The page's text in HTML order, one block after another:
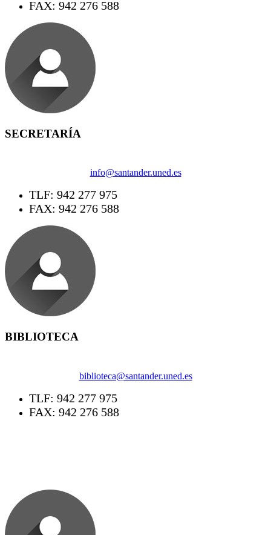
FAX: 942 276 588
SECRETARÍA
info@santander.uned.es
TLF: 942 277 975
FAX: 942 276 588
BIBLIOTECA
biblioteca@santander.uned.es
TLF: 942 277 975
FAX: 942 276 588